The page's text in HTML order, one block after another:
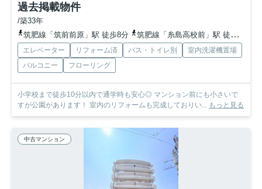
過去掲載物件
/築33年
筑肥線「筑前前原」駅 徒歩8分
筑肥線「糸島高校前」駅 徒歩22分
エレベーター リフォーム済 バス・トイレ別
室内洗濯機置場
バルコニー
フローリング
小学校まで徒歩10分以内で通学時も安心◎ マンション前にも小さいで
すが公園があります！ 室内のリフォームも完成しておりい... もっと見る
中古マンション